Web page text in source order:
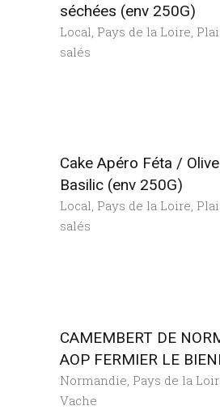
séchées (env 250G)
Local Pays de la Loire
salés
Cake Apéro Féta /
Basilic (env 250G)
Local, Pays de la Loire,
salés
CAMEMBERT DE
AOP FERMIER LE
Normandie Pays de la
Vache